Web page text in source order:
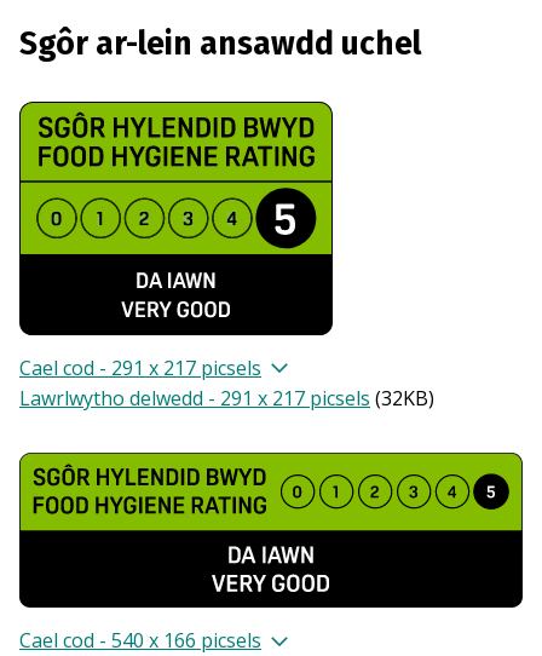
Sgôr ar-lein ansawdd uchel
Cael cod - 291 x 217 picsels
Lawrlwytho delwedd - 291 x 217 picsels (32KB)
Cael cod - 540 x 166 picsels